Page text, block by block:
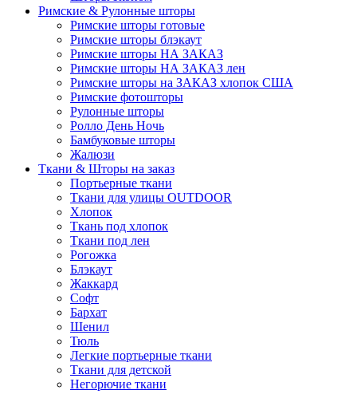
Римские & Рулонные шторы
Римские шторы готовые
Римские шторы блэкаут
Римские шторы НА ЗАКАЗ
Римские шторы НА ЗАКАЗ лен
Римские шторы на ЗАКАЗ хлопок США
Римские фотошторы
Рулонные шторы
Ролло День Ночь
Бамбуковые шторы
Жалюзи
Ткани & Шторы на заказ
Портьерные ткани
Ткани для улицы OUTDOOR
Хлопок
Ткань под хлопок
Ткани под лен
Рогожка
Блэкаут
Жаккард
Софт
Бархат
Шенил
Тюль
Легкие портьерные ткани
Ткани для детской
Негорючие ткани